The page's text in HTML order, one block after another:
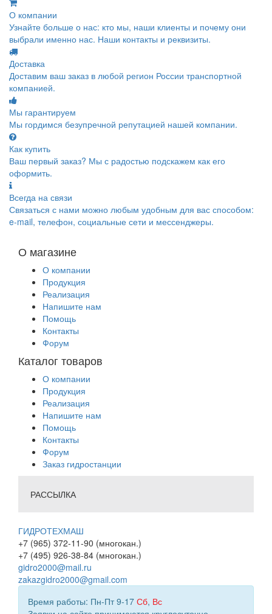
О компании
Узнайте больше о нас: кто мы, наши клиенты и почему они
выбрали именно нас. Наши контакты и реквизиты.
Доставка
Доставим ваш заказ в любой регион России транспортной
компанией.
Мы гарантируем
Мы гордимся безупречной репутацией нашей компании.
Как купить
Ваш первый заказ? Мы с радостью подскажем как его
оформить.
Всегда на связи
Связаться с нами можно любым удобным для вас способом:
e-mail, телефон, социальные сети и мессенджеры.
О магазине
О компании
Продукция
Реализация
Напишите нам
Помощь
Контакты
Форум
Каталог товаров
О компании
Продукция
Реализация
Напишите нам
Помощь
Контакты
Форум
Заказ гидростанции
РАССЫЛКА
ГИДРОТЕХМАШ
+7 (965) 372-11-90 (многокан.)
+7 (495) 926-38-84 (многокан.)
gidro2000@mail.ru
zakazgidro2000@gmail.com
Время работы: Пн-Пт 9-17 Сб, Вс